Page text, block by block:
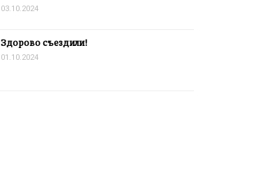
03.10.2024
Здорово съездили!
01.10.2024